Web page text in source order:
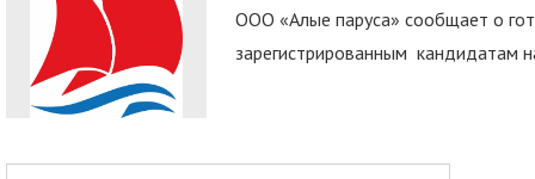
ООО «Алые паруса» сообщает о
зарегистрированным кандидатам